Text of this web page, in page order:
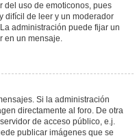
del uso de emoticonos, pues
difícil de leer y un moderador
administración puede fijar un
en un mensaje.
Si la administración
directamente al foro. De otra
de acceso público, e.j.
publicar imágenes que se